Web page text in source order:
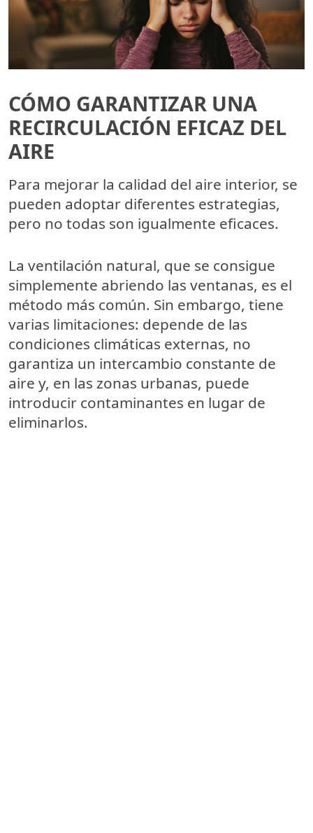
CÓMO GARANTIZAR UNA
RECIRCULACIÓN EFICAZ DEL
AIRE
Para mejorar la calidad del aire interior, se
pueden adoptar diferentes estrategias,
pero no todas son igualmente eficaces.
La ventilación natural, que se consigue
simplemente abriendo las ventanas, es el
método más común. Sin embargo, tiene
varias limitaciones: depende de las
condiciones climáticas externas, no
garantiza un intercambio constante de
aire y, en las zonas urbanas, puede
introducir contaminantes en lugar de
eliminarlos.